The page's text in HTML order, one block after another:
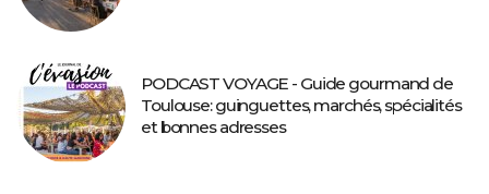
PODCAST VOYAGE - Guide gourmand de
Toulouse: guinguettes, marchés, spécialités
et bonnes adresses